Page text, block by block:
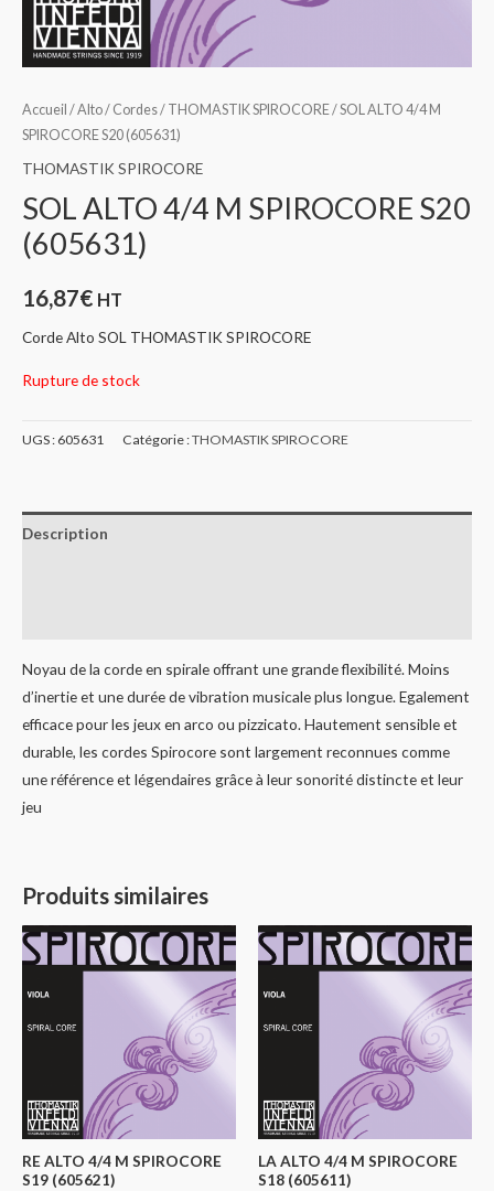
Accueil /Alto/ Cordes/ THOMASTIK SPIROCORE/ SOL ALTO 4/4 M
SPIROCORE S20 (605631)
THOMASTIK SPIROCORE
SOL ALTO 4/4 M SPIROCORE S20
(605631)
16,87€ HT
Corde Alto SOL THOMASTIK SPIROCORE
Rupture de stock
UGS : 605631 Catégorie :THOMASTIK SPIROCORE
Description
Noyau de la corde en spirale offrant une grande flexibilité. Moins
d’inertie et une durée de vibration musicale plus longue. Egalement
efficace pour les jeux en arco ou pizzicato. Hautement sensible et
durable, les cordes Spirocore sont largement reconnues comme
une référence et légendaires grâce à leur sonorité distincte et leur
jeu
Produits similaires
RE ALTO 4/4 M SPIROCORE
S19 (605621)
LA ALTO 4/4 M SPIROCORE
S18 (605611)